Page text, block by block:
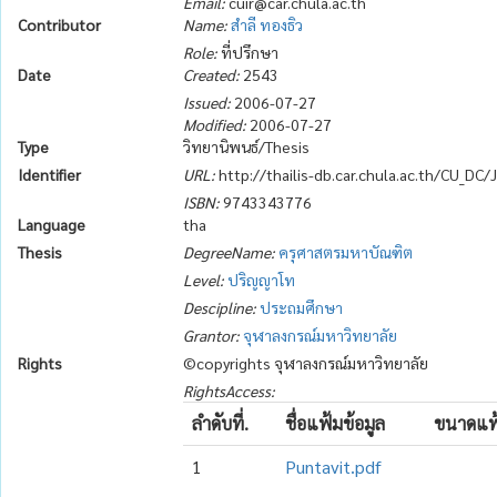
Contributor
Name:สำลี ทองธิว
Role:ที่ปรึกษา
Date
Created: 2543
Issued: 2006-07-27
Modified: 2006-07-27
Type
วิทยานิพนธ์/Thesis
Identifier
URL:http://thailis-db.car.chula.ac.th/
ISBN:9743343776
Language
tha
Thesis
DegreeName: ครุศาสตรมหาบัณฑิต
Level:ปริญญาโท
Descipline:ประถมศึกษา
Grantor: จุฬาลงกรณ์มหาวิทยาลัย
Rights
©copyrights จุฬาลงกรณ์มหาวิทยาลัย
RightsAccess:
ลำดับที่. ชื่อแฟ้มข้อมูล
ขนาดแ
1
Puntavit.pdf